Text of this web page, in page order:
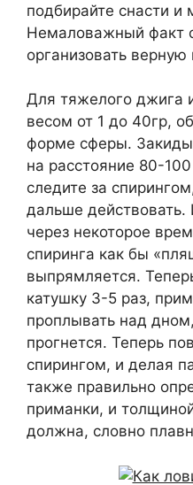
подбирайте снасти и
Немаловажный факт
организовать
Для тяжелого джига
весом от 1 до 40гр,
форме сферы.
на расстояние 80-
следите за
дальше действовать.
через некоторое
спиринга как бы
выпрямляется.
катушку 3-5 раз,
проплывать над
прогнется. Теперь
спирингом, и делая
также правильно
приманки, и
должна, словно